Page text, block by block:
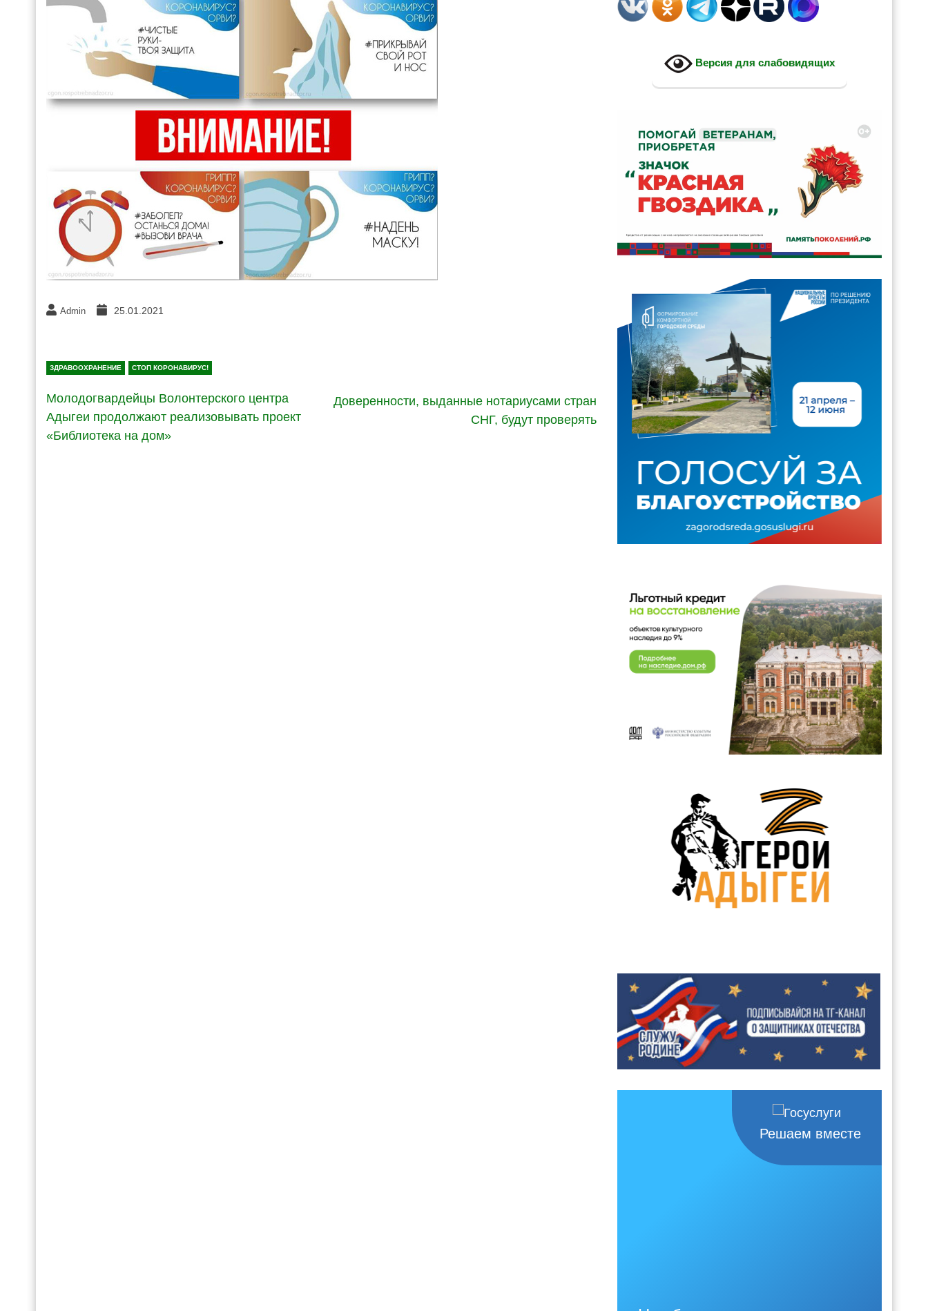
Admin 25.01.2021
ЗДРАВООХРАНЕНИЕ СТОП КОРОНАВИРУС!
Молодогвардейцы Волонтерского центра
Адыгеи продолжают реализовывать проект
«Библиотека на дом»
Доверенности, выданные нотариусами стран
СНГ, будут проверять
Версия для слабовидящих
Решаем вместе